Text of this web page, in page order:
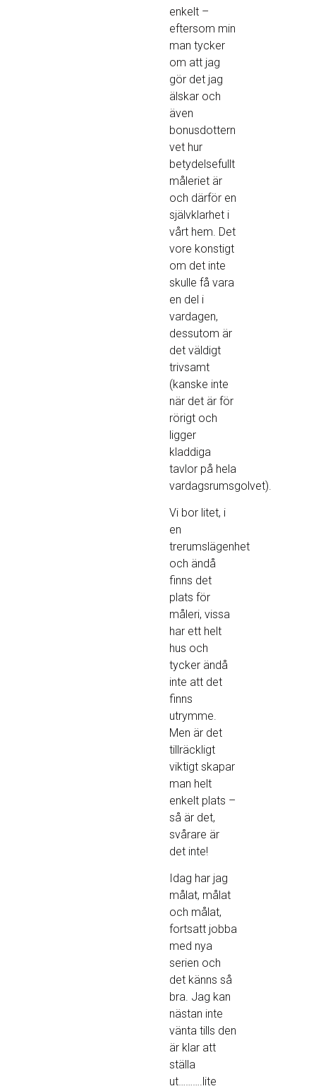
enkelt –
eftersom min
man tycker
om att jag
gör det jag
älskar och
även
bonusdottern
vet hur
betydelsefullt
måleriet är
och därför en
självklarhet i
vårt hem. Det
vore konstigt
om det inte
skulle få vara
en del i
vardagen,
dessutom är
det väldigt
trivsamt
(kanske inte
när det är för
rörigt och
ligger
kladdiga
tavlor på hela
vardagsrumsgolvet).
Vi bor litet, i
en
trerumslägenhet
och ändå
finns det
plats för
måleri, vissa
har ett helt
hus och
tycker ändå
inte att det
finns
utrymme.
Men är det
tillräckligt
viktigt skapar
man helt
enkelt plats –
så är det,
svårare är
det inte!
Idag har jag
målat, målat
och målat,
fortsatt jobba
med nya
serien och
det känns så
bra. Jag kan
nästan inte
vänta tills den
är klar att
ställa
ut……….lite